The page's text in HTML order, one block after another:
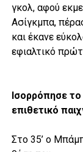
γκολ, αφού
Ασίγκμπα,
και έκανε
εφιαλτικό
Ισορρόπησε το
επιθετικό
Στο 35’ ο